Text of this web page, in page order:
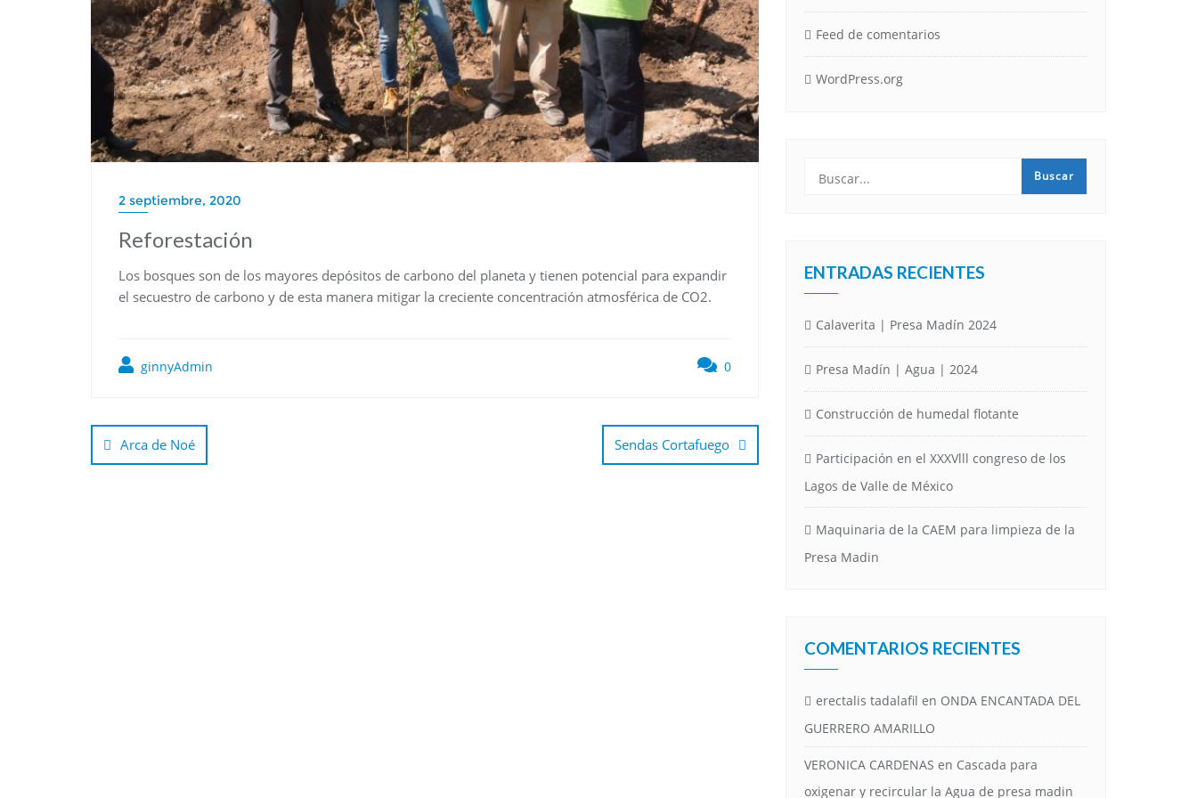
2 septiembre, 2020
Reforestación
Los bosques son de los mayores depósitos de carbono del planeta y tienen potencial para expandir
el secuestro de carbono y de esta manera mitigar la creciente concentración atmosférica de CO2.
ginnyAdmin 0
Navegación
deArca de Noé Sendas Cortafuego
Feed de comentarios
WordPress.org
ENTRADAS RECIENTES
Calaverita | Presa Madín 2024
Presa Madín | Agua | 2024
Construcción de humedal flotante
Participación en el XXXVlll congreso de los
Lagos de Valle de México
Maquinaria de la CAEM para limpieza de la
Presa Madin
COMENTARIOS RECIENTES
erectalis tadalafil en ONDA ENCANTADA DEL
GUERRERO AMARILLO
VERONICA CARDENAS en Cascada para
oxigenar y recircular la Agua de presa madin